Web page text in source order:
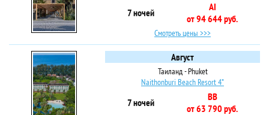
7 ночей
AI
от 94 644 руб.
Смотреть цены >>>
Август
Таиланд - Phuket
Naithonburi Beach Resort 4*
7 ночей
BB
от 63 790 руб.